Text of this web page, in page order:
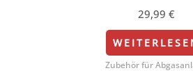
29,99 €
Zubehör für